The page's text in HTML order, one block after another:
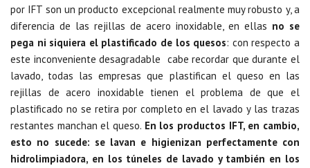
por IFT son un producto excepcional realmente muy robusto y, a
diferencia de las rejillas de acero inoxidable, en ellas no se
pega ni siquiera el plastificado de los quesos: con respecto a
este inconveniente desagradable cabe recordar que durante el
lavado, todas las empresas que plastifican el queso en las
rejillas de acero inoxidable tienen el problema de que el
plastificado no se retira por completo en el lavado y las trazas
restantes manchan el queso. En los productos IFT, en cambio,
esto no sucede: se lavan e higienizan perfectamente con
hidrolimpiadora, en los túneles de lavado y también en los